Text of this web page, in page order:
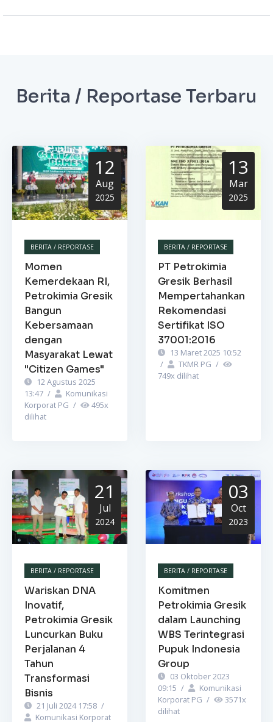
Berita / Reportase Terbaru
12
Aug
2025
BERITA / REPORTASE
Momen
Kemerdekaan RI,
Petrokimia Gresik
Bangun
Kebersamaan
dengan
Masyarakat Lewat
"Citizen Games"
12 Agustus 2025
13:47 /
Komunikasi
Korporat PG / 495x
dilihat
13
Mar
2025
BERITA / REPORTASE
PT Petrokimia
Gresik Berhasil
Mempertahankan
Rekomendasi
Sertifikat ISO
37001:2016
13 Maret 2025 10:52
/
TKMR PG /
749x dilihat
21
Jul
2024
BERITA / REPORTASE
Wariskan DNA
Inovatif,
Petrokimia Gresik
Luncurkan Buku
Perjalanan 4
Tahun
Transformasi
Bisnis
21 Juli 2024 17:58 /
Komunikasi Korporat
03
Oct
2023
BERITA / REPORTASE
Komitmen
Petrokimia Gresik
dalam Launching
WBS Terintegrasi
Pupuk Indonesia
Group
03 Oktober 2023
09:15 /
Komunikasi
Korporat PG / 3571x
dilihat